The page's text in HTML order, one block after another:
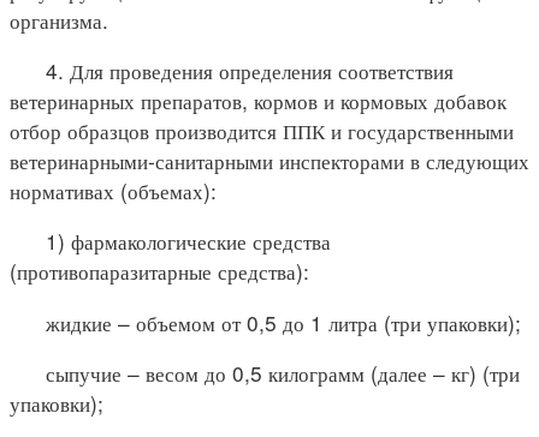
организма.
4. Для проведения определения соответствия
ветеринарных препаратов, кормов и кормовых добавок
отбор образцов производится ППК и государственными
ветеринарными-санитарными инспекторами в следующих
нормативах (объемах):
1) фармакологические средства
(противопаразитарные средства):
жидкие – объемом от 0,5 до 1 литра (три упаковки);
сыпучие – весом до 0,5 килограмм (далее – кг) (три
упаковки);